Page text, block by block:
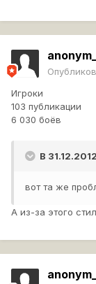
Игроки
103 публикации
6 030 боёв
В
вот та же
А из-за этого